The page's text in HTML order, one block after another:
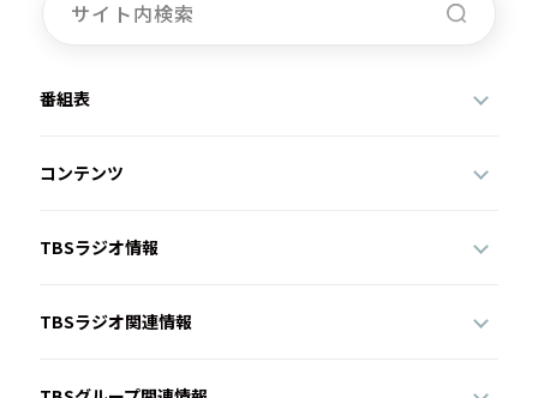
番組表
コンテンツ
TBSラジオ情報
TBSラジオ関連情報